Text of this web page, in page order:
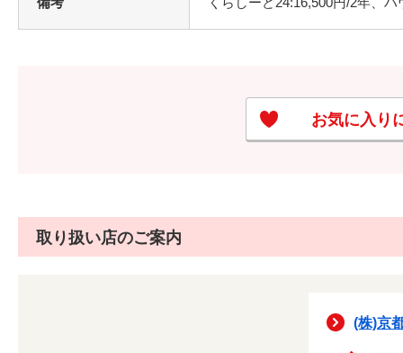
お気に入り
取り扱い店のご案内
(株)京